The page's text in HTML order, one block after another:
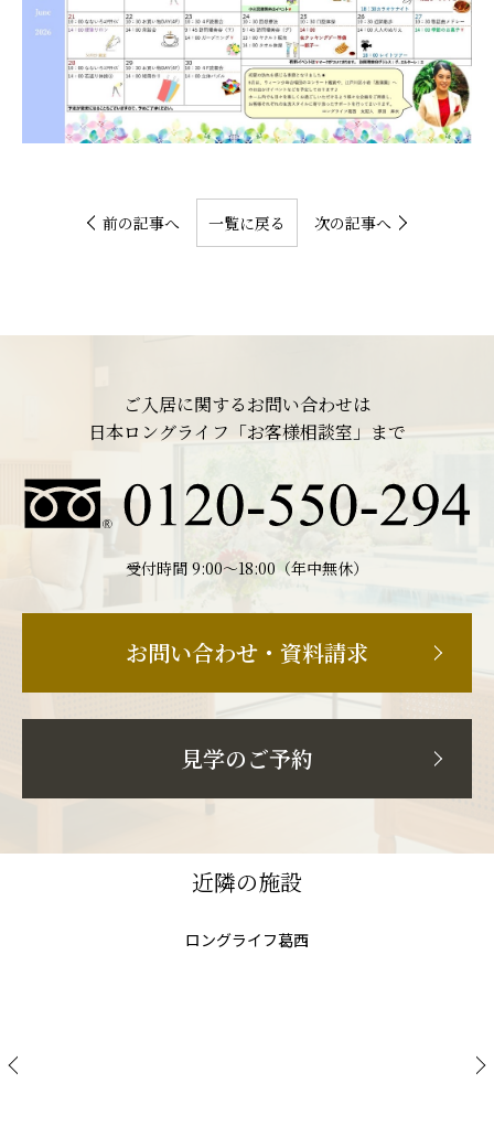
前の記事へ 一覧に戻る 次の記事へ
ご入居に関するお問い合わせは
日本ロングライフ「お客様相談室」まで
受付時間 9:00〜18:00（年中無休）
お問い合わせ・資料請求
見学のご予約
近隣の施設